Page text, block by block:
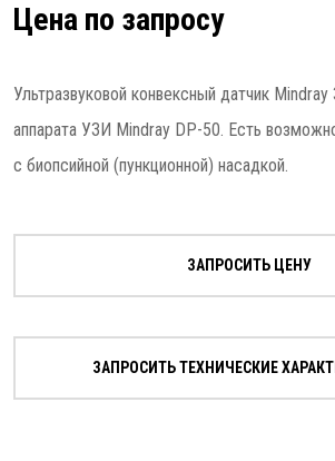
Цена по запросу
Ультразвуковой конвексный датчик
аппарата УЗИ Mindray DP-50. Есть
с биопсийной (пункционной) насадкой.
ЗАПРОСИТЬ ЦЕНУ
ЗАПРОСИТЬ ТЕХНИЧЕСКИЕ